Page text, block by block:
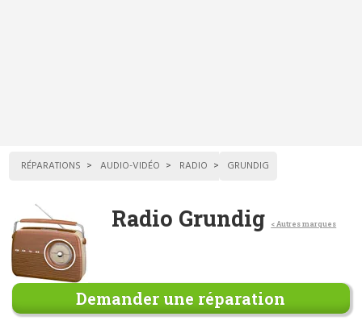
RÉPARATIONS AUDIO-VIDÉO RADIO GRUNDIG
Radio Grundig < Autres marques
Demander une réparation